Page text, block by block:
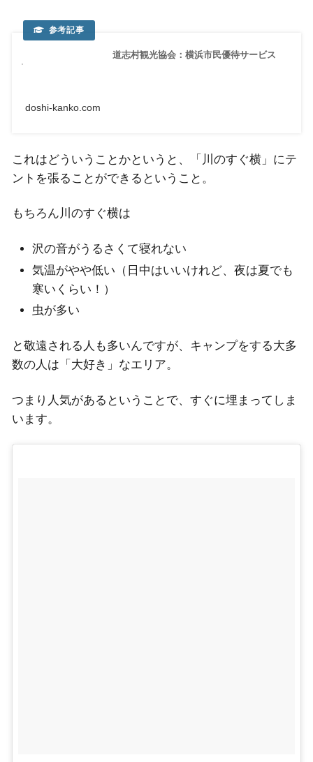
道志村観光協会：横浜市民優待サービス
doshi-kanko.com
これはどういうことかというと、「川のすぐ横」にテ
ントを張ることができるということ。
もちろん川のすぐ横は
沢の音がうるさくて寝れない
気温がやや低い（日中はいいけれど、夜は夏でも
寒いくらい！）
虫が多い
と敬遠される人も多いんですが、キャンプをする大多
数の人は「大好き」なエリア。
つまり人気があるということで、すぐに埋まってしま
います。